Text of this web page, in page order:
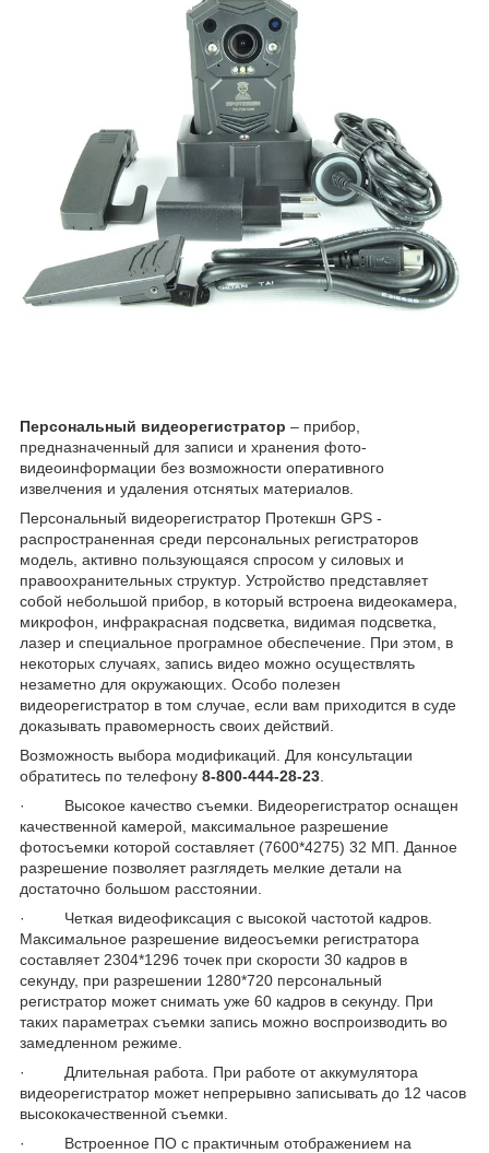
Персональный видеорегистратор – прибор,
предназначенный для записи и хранения фото-
видеоинформации без возможности оперативного
извелчения и удаления отснятых материалов.
Персональный видеорегистратор Протекшн GPS -
распространенная среди персональных регистраторов
модель, активно пользующаяся спросом у силовых и
правоохранительных структур. Устройство представляет
собой небольшой прибор, в который встроена видеокамера,
микрофон, инфракрасная подсветка, видимая подсветка,
лазер и специальное програмное обеспечение. При этом, в
некоторых случаях, запись видео можно осуществлять
незаметно для окружающих. Особо полезен
видеорегистратор в том случае, если вам приходится в суде
доказывать правомерность своих действий.
Возможность выбора модификаций. Для консультации
обратитесь по телефону 8-800-444-28-23
· Высокое качество съемки. Видеорегистратор оснащен
качественной камерой, максимальное разрешение
фотосъемки которой составляет (7600*4275) 32 МП. Данное
разрешение позволяет разглядеть мелкие детали на
достаточно большом расстоянии.
· Четкая видеофиксация с высокой частотой кадров.
Максимальное разрешение видеосъемки регистратора
составляет 2304*1296 точек при скорости 30 кадров в
секунду, при разрешении 1280*720 персональный
регистратор может снимать уже 60 кадров в секунду. При
таких параметрах съемки запись можно воспроизводить во
замедленном режиме.
· Длительная работа. При работе от аккумулятора
видеорегистратор может непрерывно записывать до 12 часов
высококачественной съемки.
· Встроенное ПО с практичным отображением на